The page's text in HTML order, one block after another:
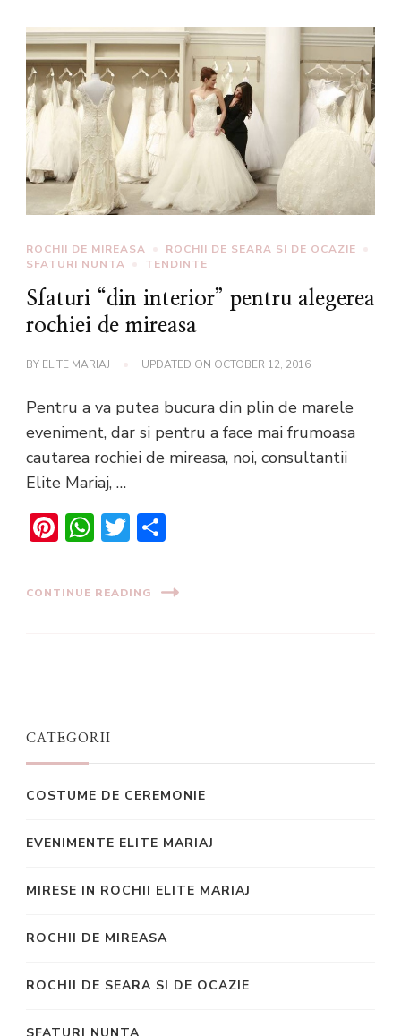
ROCHII DE MIREASA
ROCHII DE SEARA SI DE OCAZIE
SFATURI NUNTA
TENDINTE
Sfaturi “din interior” pentru alegerea
rochiei de mireasa
BY ELITE MARIAJ UPDATED ON OCTOBER 12, 2016
Pentru a va putea bucura din plin de marele
eveniment, dar si pentru a face mai frumoasa
cautarea rochiei de mireasa, noi, consultantii
Elite Mariaj, …
Pinterest
WhatsApp
Twitter
CONTINUE READING
CATEGORII
COSTUME DE CEREMONIE
EVENIMENTE ELITE MARIAJ
MIRESE IN ROCHII ELITE MARIAJ
ROCHII DE MIREASA
ROCHII DE SEARA SI DE OCAZIE